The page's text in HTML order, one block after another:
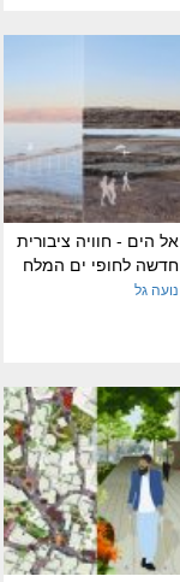
אל הים - חוויה ציבורית
חדשה לחופי ים המלח
נועה גל